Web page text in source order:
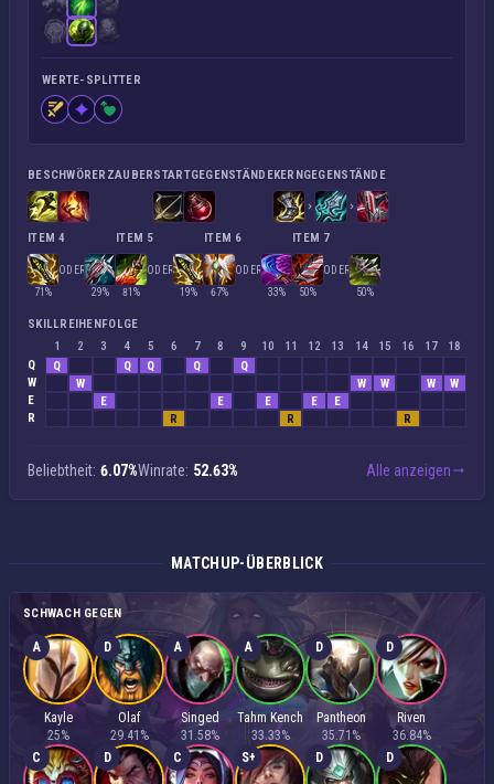
WERTE-SPLITTER
BESCHWÖRERZAUBERSTARTGEGENSTÄNDEKERNGEGENSTÄNDE
ITEM 4
71%
ODER
29%
ITEM 5
81%
ODER
19%
ITEM 6
67%
ODER
33%
ITEM 7
50%
ODER
50%
SKILLREIHENFOLGE
1
2 3 4 5 6 7 8 9 10 11 12 13 14 15 16 17
18
Q
Q Q Q Q
Q
W
W W W W
W
E
E E E E
E
R
R R R
Beliebtheit: 6.07%Winrate: 52.63% Alle anzeigen
MATCHUP-ÜBERBLICK
SCHWACH GEGEN
A
Kayle
25%
D
Olaf
29.41%
A
Singed
31.58%
A
Tahm Kench
33.33%
D
Pantheon
35.71%
D
Riven
36.84%
C
D C S+ D D